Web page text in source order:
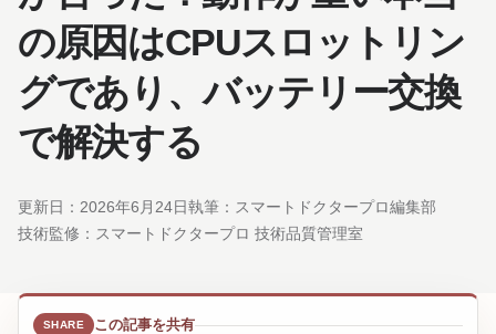
の原因はCPUスロットリン
グであり、バッテリー交換
で解決する
更新日： 2026年6月24日執筆：スマートドクタープロ編集部
技術監修： スマートドクタープロ 技術品質管理室
この記事を共有